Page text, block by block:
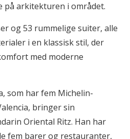
på arkitekturen i området.
og 53 rummelige suiter, alle
i en klassisk stil, der
med moderne
som har fem Michelin-
bringer sin
Oriental Ritz. Han har
fem barer og restauranter,